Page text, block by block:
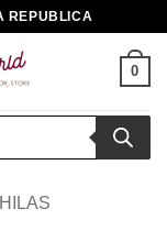
REPUBLICA
0